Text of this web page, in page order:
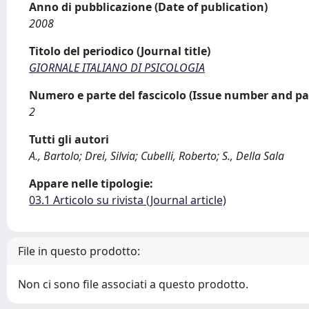
Anno di pubblicazione (Date of publication)
2008
Titolo del periodico (Journal title)
GIORNALE ITALIANO DI PSICOLOGIA
Numero e parte del fascicolo (Issue number and
2
Tutti gli autori
A., Bartolo; Drei, Silvia; Cubelli, Roberto; S., Della Sala
Appare nelle tipologie:
03.1 Articolo su rivista (Journal article)
File in questo prodotto:
Non ci sono file associati a questo prodotto.